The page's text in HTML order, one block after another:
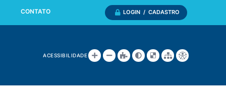
LOGIN / CADASTRO
ACESSIBILIDADE
CONTATO